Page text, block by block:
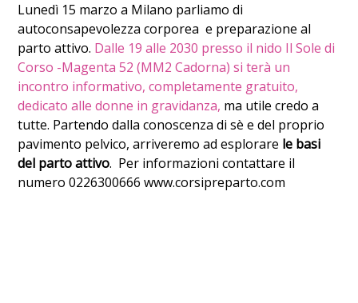
Lunedì 15 marzo a Milano parliamo di
autoconsapevolezza corporea e preparazione al
parto attivo. Dalle 19 alle 2030 presso il nido Il Sole di
Corso -Magenta 52 (MM2 Cadorna) si terà un
incontro informativo, completamente gratuito,
dedicato alle donne in gravidanza, ma utile credo a
tutte. Partendo dalla conoscenza di sè e del proprio
pavimento pelvico, arriveremo ad esplorare le basi
del parto attivo. Per informazioni contattare il
numero 0226300666 www.corsipreparto.com